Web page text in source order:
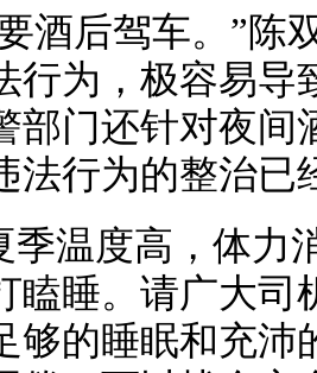
酒后驾车。”陈
行为，极容易导
部门还针对夜间
法行为的整治已
季温度高，体力
瞌睡。请广大司
够的睡眠和充沛